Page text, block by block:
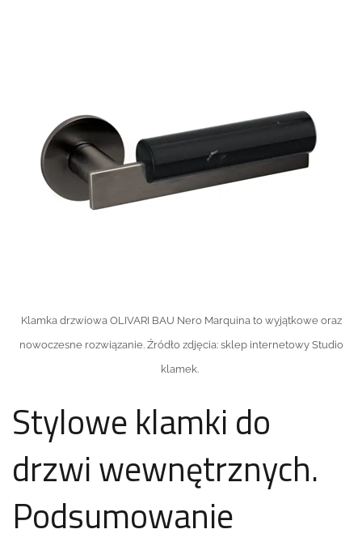
Klamka drzwiowa OLIVARI BAU Nero Marquina to wyjątkowe oraz
nowoczesne rozwiązanie. Źródło zdjęcia: sklep internetowy Studio
klamek.
Stylowe klamki do
drzwi wewnętrznych.
Podsumowanie